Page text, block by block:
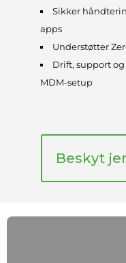
Sikker
apps
Understøtter
Drift, support
MDM-setup
Beskyt